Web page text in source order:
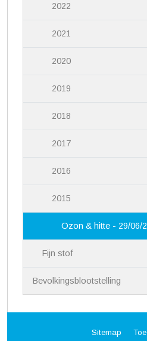
2022
2021
2020
2019
2018
2017
2016
2015
Ozon & hitte - 29/06/
Fijn stof
Bevolkingsblootstelling
Sitemap